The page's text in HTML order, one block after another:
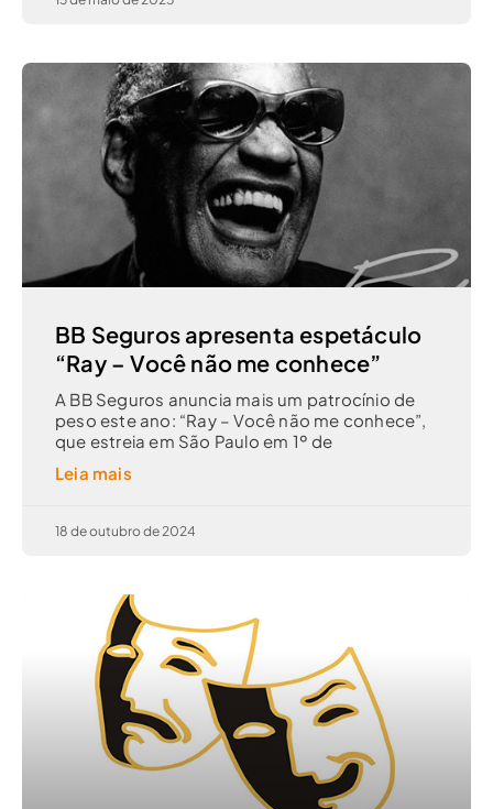
BB Seguros apresenta espetáculo
“Ray – Você não me conhece”
A BB Seguros anuncia mais um patrocínio de
peso este ano: “Ray – Você não me conhece”,
que estreia em São Paulo em 1º de
Leia mais
18 de outubro de 2024